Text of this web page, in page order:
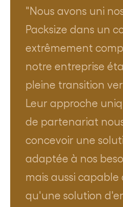
Nous avons uni
Packsize dans un
extrêmement
notre entreprise
pleine transition
Leur approche
de partenariat
concevoir une
adaptée à nos
mais aussi capable
qu'une solution